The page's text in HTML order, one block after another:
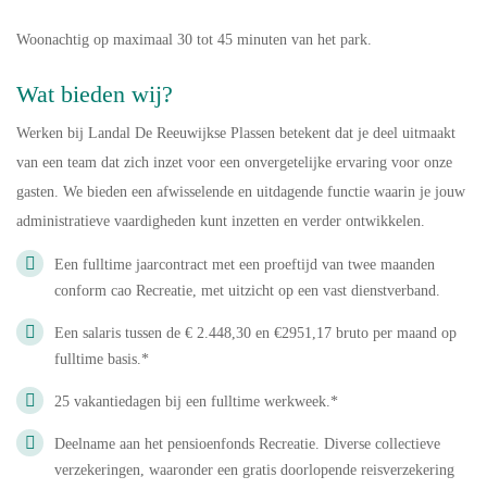
Woonachtig op maximaal 30 tot 45 minuten van het park.
Wat bieden wij?
Werken bij Landal De Reeuwijkse Plassen betekent dat je deel uitmaakt
van een team dat zich inzet voor een onvergetelijke ervaring voor onze
gasten. We bieden een afwisselende en uitdagende functie waarin je jouw
administratieve vaardigheden kunt inzetten en verder ontwikkelen.
Een fulltime jaarcontract met een proeftijd van twee maanden
conform cao Recreatie, met uitzicht op een vast dienstverband.
Een salaris tussen de € 2.448,30 en €2951,17 bruto per maand op
fulltime basis.*
25 vakantiedagen bij een fulltime werkweek.*
Deelname aan het pensioenfonds Recreatie. Diverse collectieve
verzekeringen, waaronder een gratis doorlopende reisverzekering